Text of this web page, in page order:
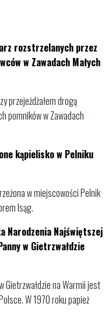
rozstrzelanych przez
w Zawadach Małych
przejeżdżałem drogą
pomników w Zawadach
kąpielisko w Pelniku
w miejscowości Pelnik
Isąg.
Narodzenia Najświętszej
w Gietrzwałdzie
Gietrzwałdzie na Warmii jest
W 1970 roku papież